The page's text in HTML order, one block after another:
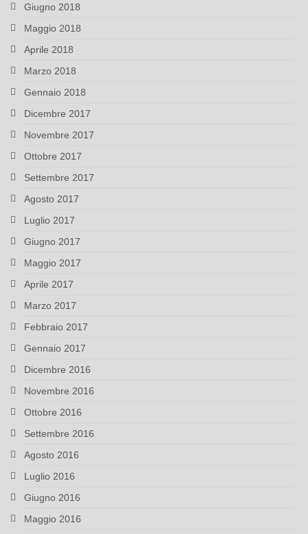
Giugno 2018
Maggio 2018
Aprile 2018
Marzo 2018
Gennaio 2018
Dicembre 2017
Novembre 2017
Ottobre 2017
Settembre 2017
Agosto 2017
Luglio 2017
Giugno 2017
Maggio 2017
Aprile 2017
Marzo 2017
Febbraio 2017
Gennaio 2017
Dicembre 2016
Novembre 2016
Ottobre 2016
Settembre 2016
Agosto 2016
Luglio 2016
Giugno 2016
Maggio 2016